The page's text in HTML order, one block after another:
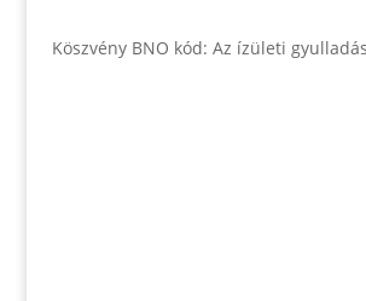
Köszvény BNO kód: Az ízületi